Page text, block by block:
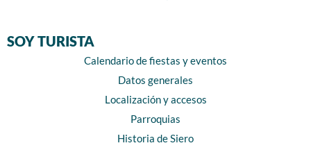
SOY TURISTA
Calendario de fiestas y eventos
Datos generales
Localización y accesos
Parroquias
Historia de Siero